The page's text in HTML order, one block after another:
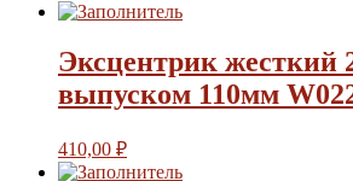
Эксцентрик жесткий
выпуском 110мм
410,00 ₽